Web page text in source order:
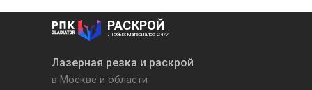
Лазерная резка и раскрой
Любых материалов 24/7
РАСКРОЙ
в Москве и области